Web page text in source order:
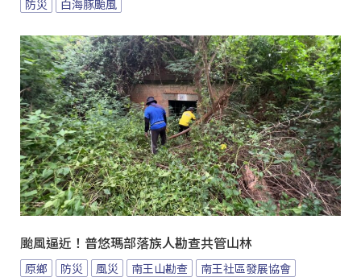
防災 白海豚颱風
颱風逼近！普悠瑪部落族人勘查共管山林
原鄉 防災 風災 南王山勘查
南王社區發展協會